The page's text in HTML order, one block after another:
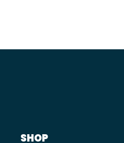
SHOP